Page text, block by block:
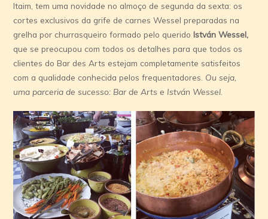
de
Tecnologia
Itaim, tem uma novidade no almoço de segunda da sexta: os
cortes exclusivos da grife de carnes Wessel preparadas na
grelha por churrasqueiro formado pelo queridoIstván Wessel,
que se preocupou com todos os detalhes para que todos os
clientes do Bar des Arts estejam completamente satisfeitos
com a qualidade conhecida pelos frequentadores. Ou seja,
uma parceria de sucesso: Bar de Arts e István Wessel.